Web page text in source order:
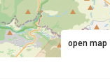
open map